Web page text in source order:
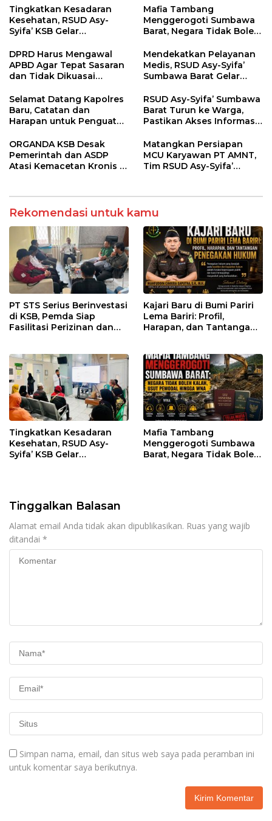
Regulasi
Tingkatkan Kesadaran
Kesehatan, RSUD Asy-
Syifa’ KSB Gelar
Melitus pada Lansia
Mafia Tambang
Menggerogoti Sumbawa
Barat, Negara Tidak Boleh
hingga WNA
DPRD Harus Mengawal
APBD Agar Tepat Sasaran
dan Tidak Dikuasai
Tertentu
Mendekatkan Pelayanan
Medis, RSUD Asy-Syifa’
Sumbawa Barat Gelar
Kesehatan di Taliwang
Selamat Datang Kapolres
Baru, Catatan dan
Harapan untuk Penguatan
RSUD Asy-Syifa’ Sumbawa
Barat Turun ke Warga,
Pastikan Akses Informasi
ORGANDA KSB Desak
Pemerintah dan ASDP
Atasi Kemacetan Kronis di
Matangkan Persiapan
MCU Karyawan PT AMNT,
Tim RSUD Asy-Syifa’
Rekomendasi untuk kamu
PT STS Serius Berinvestasi
di KSB, Pemda Siap
Fasilitasi Perizinan dan
Kajari Baru di Bumi Pariri
Lema Bariri: Profil,
Harapan, dan Tantangan
Tingkatkan Kesadaran
Kesehatan, RSUD Asy-
Syifa’ KSB Gelar
Mafia Tambang
Menggerogoti Sumbawa
Barat, Negara Tidak Boleh
Tinggalkan Balasan
Alamat email Anda tidak akan dipublikasikan. Ruas yang wajib
ditandai *
Simpan nama, email, dan situs web saya pada peramban ini
untuk komentar saya berikutnya.